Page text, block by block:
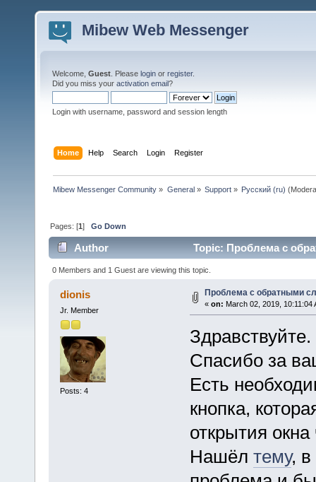
Mibew Web Messenger
Welcome, Guest . Please login or register.
Did you miss your activation email?
Login with username, password and session length
Home Help Search Login Register
Mibew Messenger Community » General» Support» Русский (ru)
Pages: [1]Go Down
Author Topic: Проблема с
0 Members and 1 Guest are viewing this topic.
dionis
Jr. Member
Posts: 4
Проблема с обратными
« on: March 02, 2019, 10:11:04
Здравствуйте.
Спасибо за
Есть
кнопка,
открытия окна
Нашёл тему, в